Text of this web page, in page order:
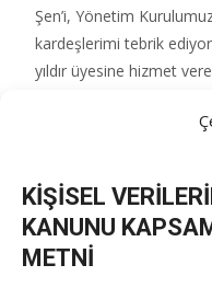
KİŞİSEL
KANUNU
METNİ
Şen’i, Yönetim
kardeşlerimi tebrik
yıldır üyesine hizmet
Post Views: 29